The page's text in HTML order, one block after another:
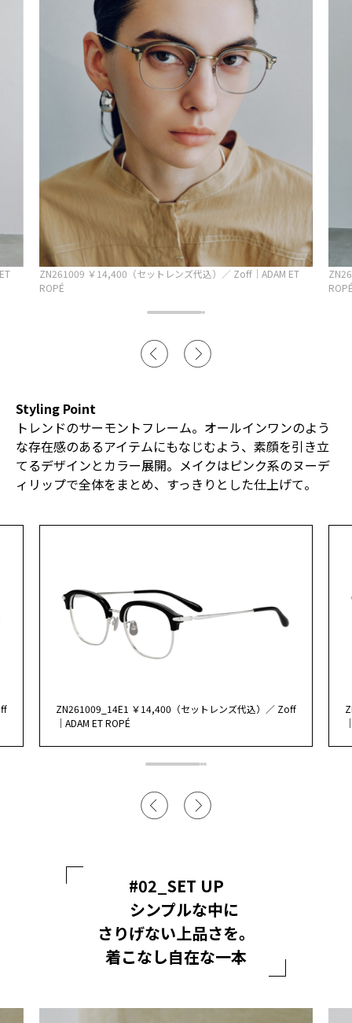
ZN261009 ￥14,400（セットレンズ代込）／ Zoff｜ADAM ET
ROPÉ
Styling Point
トレンドのサーモントフレーム。オールインワンのよう
な存在感のあるアイテムにもなじむよう、素顔を引き立
てるデザインとカラー展開。メイクはピンク系のヌーデ
ィリップで全体をまとめ、すっきりとした仕上げて。
ZN261009_14E1 ￥14,400（セットレンズ代込）／ Zoff
｜ADAM ET ROPÉ
#02_SET UP
シンプルな中に
さりげない上品さを。
着こなし自在な一本